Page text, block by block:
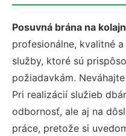
Posuvná brána na
profesionálne, kvalitné
služby, ktoré sú
požiadavkám.
Pri realizácií služieb
odbornosť, ale aj na
práce, pretože si